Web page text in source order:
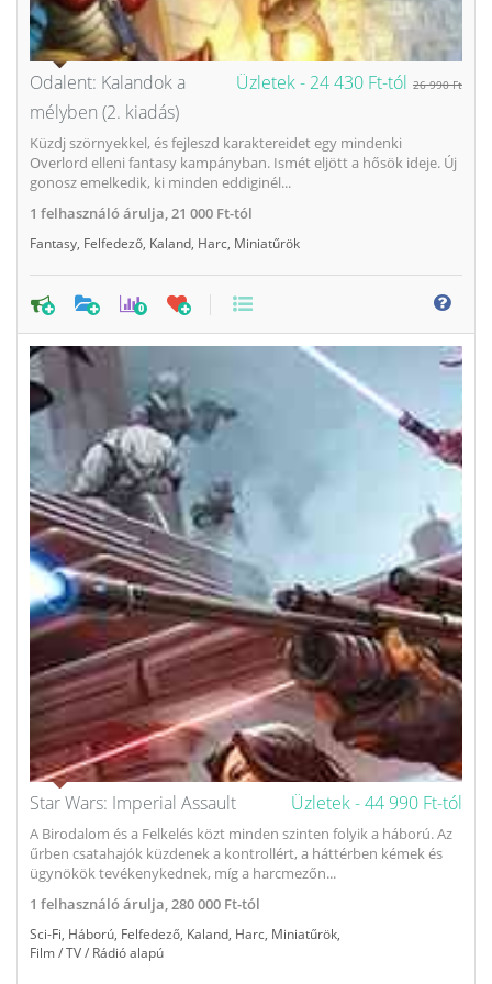
Üzletek - 24 430 Ft-tól 26 990 Ft
Odalent: Kalandok a
mélyben (2. kiadás)
Küzdj szörnyekkel, és fejleszd karaktereidet egy mindenki
Overlord elleni fantasy kampányban. Ismét eljött a hősök ideje. Új
gonosz emelkedik, ki minden eddiginél...
1 felhasználó árulja,21 000 Ft-tól
Fantasy Felfedező Kaland Harc Miniatűrök
0
Üzletek -44 990 Ft-tól
Star Wars: Imperial Assault
A Birodalom és a Felkelés közt minden szinten folyik a háború. Az
űrben csatahajók küzdenek a kontrollért, a háttérben kémek és
ügynökök tevékenykednek, míg a harcmezőn...
1 felhasználó árulja,280 000 Ft-tól
Sci-Fi Háború Felfedező Kaland Harc Miniatűrök
Film / TV / Rádió alapú